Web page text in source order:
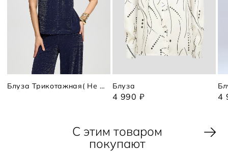
Блуза Трикотажная( Не Вязаная) Блуза
4 990 ₽ 4
С этим товаром
покупают